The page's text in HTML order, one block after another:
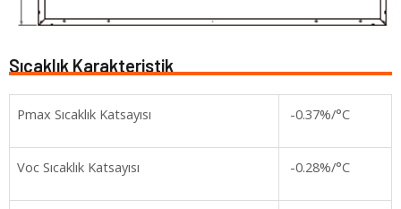
Sıcaklık Karakteristik
Pmax Sıcaklık Katsayısı -0.37%/°C
Voc Sıcaklık Katsayısı -0.28%/°C